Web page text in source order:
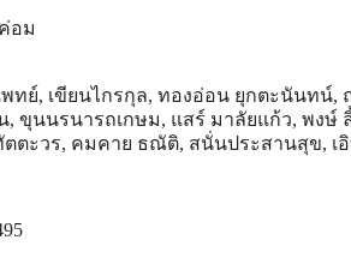
อม
ย์, เขียนไกรกุล, ทองอ่อน ยุกตะนันทน์,
, ขุนนรนารถเกษม, แสร์ มาลัยแก้ว, พงษ์
ะวร, คมคาย ธณัติ, สนั่นประสานสุข, เ